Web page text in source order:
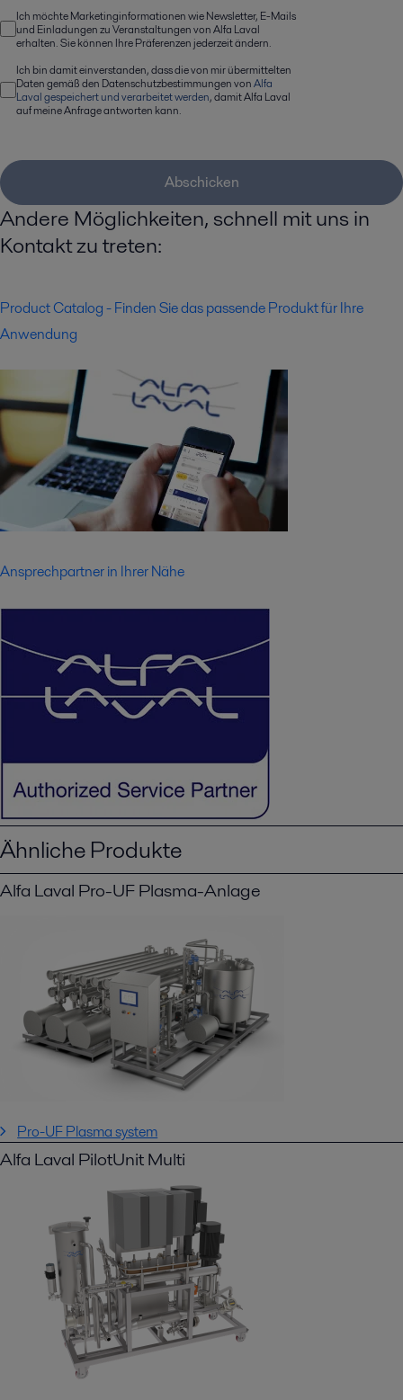
Ich möchte Marketinginformationen wie Newsletter, E-Mails
und Einladungen zu Veranstaltungen von Alfa Laval
erhalten. Sie können Ihre Präferenzen jederzeit ändern.
Ich bin damit einverstanden, dass die von mir übermittelten
Daten gemäß den Datenschutzbestimmungen vonAlfa
Laval gespeichert und verarbeitet werden, damit Alfa Laval
auf meine Anfrage antworten kann.
Abschicken
Andere Möglichkeiten, schnell mit uns in
Kontakt zu treten:
Product Catalog - Finden Sie das passende Produkt für Ihre
Anwendung
Ansprechpartner in Ihrer Nähe
Ähnliche Produkte
Alfa Laval Pro-UF Plasma-Anlage
Pro-UF Plasma system
Alfa Laval PilotUnit Multi